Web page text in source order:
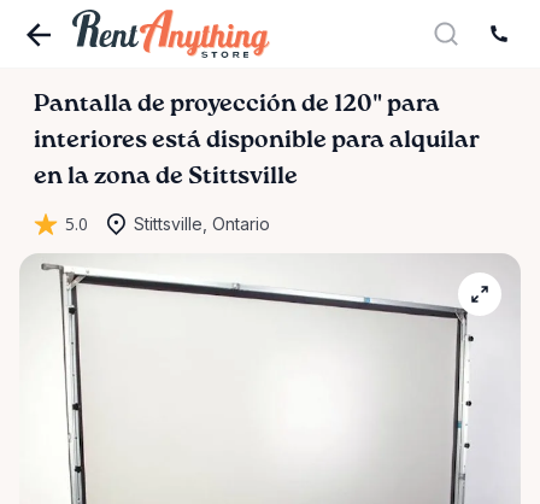
Pantalla de proyección de 120" para
interiores está disponible para alquilar
en la zona de Stittsville
5.0 Stittsville, Ontario